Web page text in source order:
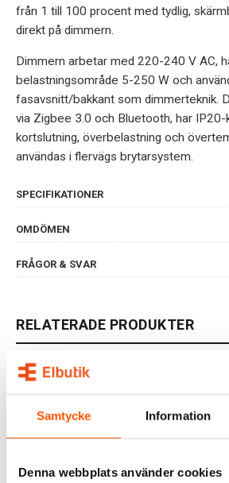
Samtycke Information
Denna webbplats använder cookies
från 1 till 100 procent med tydlig,
direkt på dimmern.
Dimmern arbetar med 220-240 V AC,
belastningsområde 5-250 W och
fasavsnitt/bakkant som dimmerteknik.
via Zigbee 3.0 och Bluetooth, har IP20-
kortslutning, överbelastning och
användas i flervägs brytarsystem.
SPECIFIKATIONER
OMDÖMEN
FRÅGOR & SVAR
RELATERADE PRODUKTER